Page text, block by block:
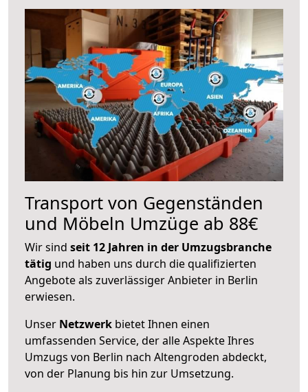
Transport von Gegenständen
und Möbeln Umzüge ab 88€
Wir sind seit 12 Jahren in der Umzugsbranche
tätig und haben uns durch die qualifizierten
Angebote als zuverlässiger Anbieter in Berlin
erwiesen.
Unser Netzwerk bietet Ihnen einen
umfassenden Service, der alle Aspekte Ihres
Umzugs von Berlin nach Altengroden abdeckt,
von der Planung bis hin zur Umsetzung.